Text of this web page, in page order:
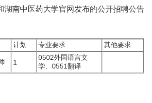
湖南中医药大学官网发布的公开招聘公告
计划 专业要求
其他要求
1
0502外国语言文
学、0551翻译